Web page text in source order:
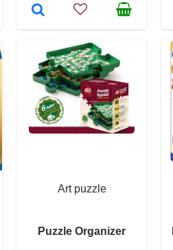
Art puzzle
Puzzle Organizer